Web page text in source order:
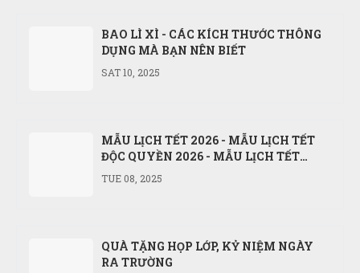
BAO LÌ XÌ - CÁC KÍCH THƯỚC THÔNG
DỤNG MÀ BẠN NÊN BIẾT
SAT 10, 2025
MẪU LỊCH TẾT 2026 - MẪU LỊCH TẾT
ĐỘC QUYỀN 2026 - MẪU LỊCH TẾT
NĂM BÍNH NGỌ 2026
TUE 08, 2025
QUÀ TẶNG HỌP LỚP, KỶ NIỆM NGÀY
RA TRƯỜNG